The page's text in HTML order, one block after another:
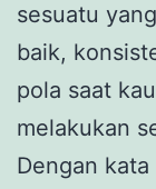
sesuatu
baik,
pola saat
melakukan
Dengan